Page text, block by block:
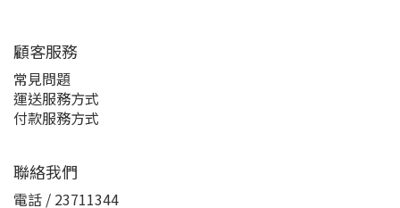
顧客服務
常見問題
運送服務方式
付款服務方式
聯絡我們
電話 / 23711344